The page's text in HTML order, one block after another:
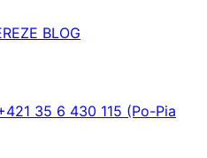
BLOG
35 6 430 115 (Po-Pia